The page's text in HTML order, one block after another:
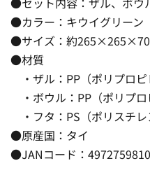
●カラー：キウイグリーン
●サイズ：約
●材質
・ザル：PP（ポリプロピ
・ボウル：PP（ポリプロ
・フタ：PS（ポリスチレ
●原産国：タイ
●JANコード：